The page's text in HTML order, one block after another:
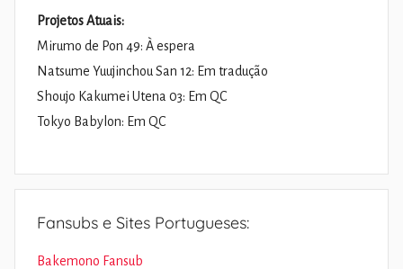
Projetos Atuais:
Mirumo de Pon 49: À espera
Natsume Yuujinchou San 12: Em tradução
Shoujo Kakumei Utena 03: Em QC
Tokyo Babylon: Em QC
Fansubs e Sites Portugueses:
Bakemono Fansub